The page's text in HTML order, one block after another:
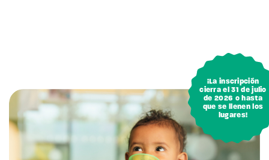
¡La inscripción
cierra el 31 de julio
de 2026 o hasta
que se llenen los
lugares!